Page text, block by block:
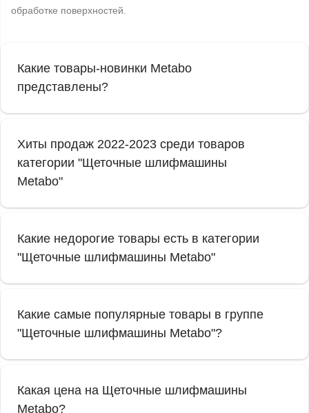
обработке поверхностей.
Какие товары-новинки Metabo
представлены?
Хиты продаж 2022-2023 среди товаров
категории "Щеточные шлифмашины
Metabo"
Какие недорогие товары есть в категории
"Щеточные шлифмашины Metabo"
Какие самые популярные товары в группе
"Щеточные шлифмашины Metabo"?
Какая цена на Щеточные шлифмашины
Metabo?